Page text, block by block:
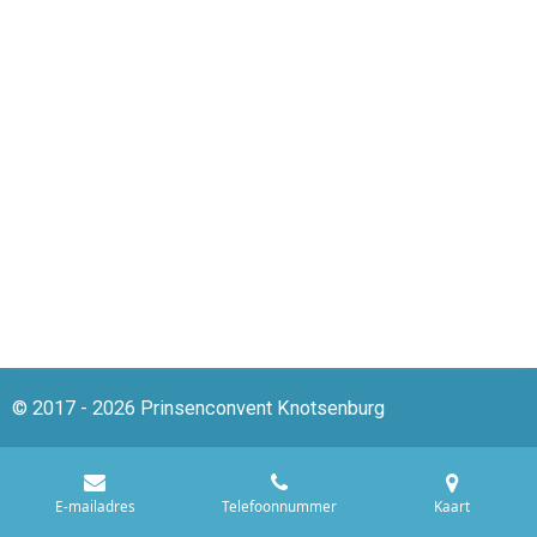
© 2017 - 2026 Prinsenconvent Knotsenburg
E-mailadres Telefoonnummer Kaart